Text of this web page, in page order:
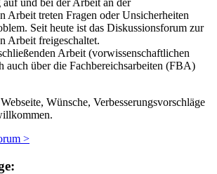
Arbeit treten Fragen oder Unsicherheiten
Seit heute ist das Diskussionsforum zur
Arbeit freigeschaltet.
Arbeit (vorwissenschaftlichen
über die Fachbereichsarbeiten (FBA)
Wünsche, Verbesserungsvorschläge
>